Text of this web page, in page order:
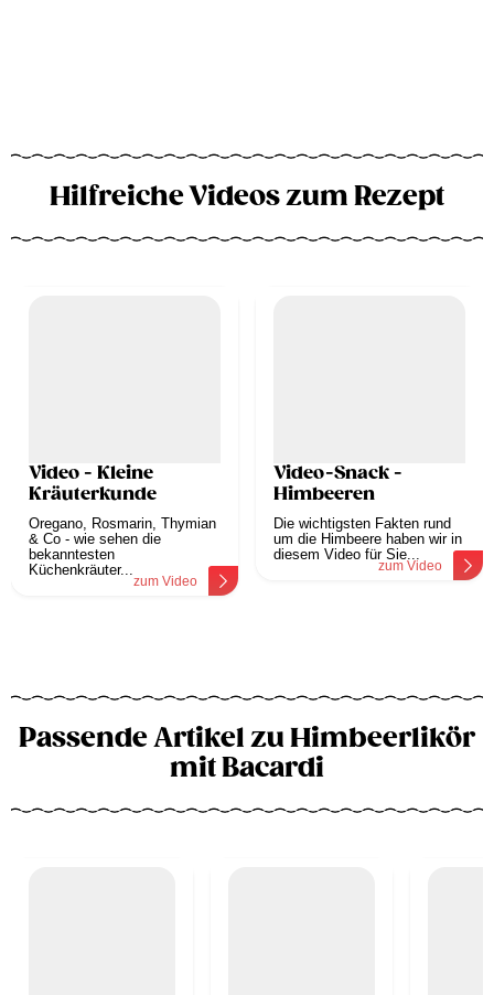
Hilfreiche Videos zum Rezept
Video - Kleine
Kräuterkunde
Oregano, Rosmarin, Thymian
& Co - wie sehen die
bekanntesten
Küchenkräuter...
zum Video
Video-Snack -
Himbeeren
Die wichtigsten Fakten rund
um die Himbeere haben wir in
diesem Video für Sie...
zum Video
Passende Artikel zu Himbeerlikör
mit Bacardi